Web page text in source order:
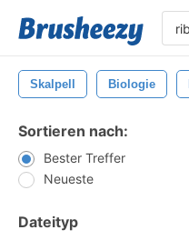
Skalpell Biologie
Sortieren nach:
Bester Treffer
Neueste
Dateityp